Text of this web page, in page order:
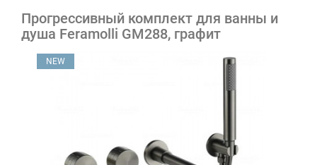
Прогрессивный комплект для ванны и
душа Feramolli GM288, графит
NEW